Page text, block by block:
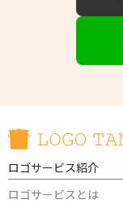
ロゴサービス紹介
ロゴサービスとは